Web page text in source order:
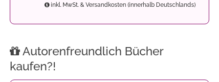
inkl. MwSt. & Versandkosten (innerhalb Deutschlands)
Autorenfreundlich Bücher
kaufen?!